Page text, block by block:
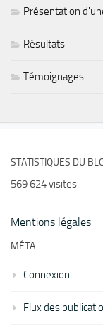
Présentation
Résultats
Témoignages
STATISTIQUES DU
569 624 visites
Mentions légales
MÉTA
Connexion
Flux des